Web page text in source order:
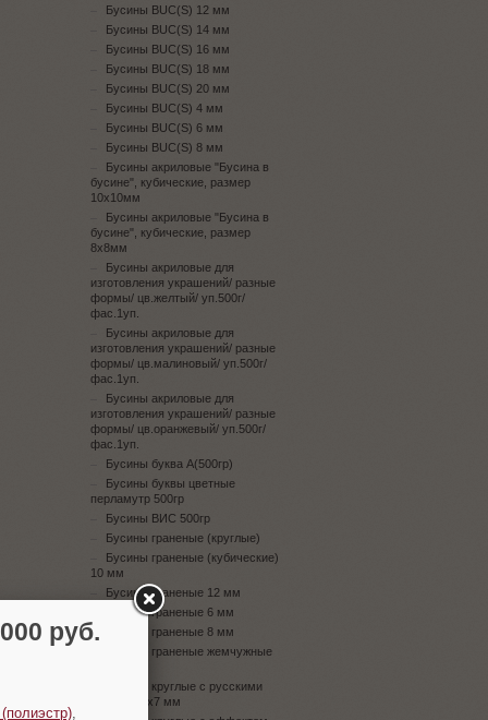
Бусины BUC(S) 12 мм
Бусины BUC(S) 14 мм
Бусины BUC(S) 16 мм
Бусины BUC(S) 18 мм
Бусины BUC(S) 20 мм
Бусины BUC(S) 4 мм
Бусины BUC(S) 6 мм
Бусины BUC(S) 8 мм
Бусины акриловые "Бусина в
бусине", кубические, размер
10х10мм
Бусины акриловые "Бусина в
бусине", кубические, размер
8х8мм
Бусины акриловые для
изготовления украшений/ разные
формы/ цв.желтый/ уп.500г/
фас.1уп.
Бусины акриловые для
изготовления украшений/ разные
формы/ цв.малиновый/ уп.500г/
фас.1уп.
Бусины акриловые для
изготовления украшений/ разные
формы/ цв.оранжевый/ уп.500г/
фас.1уп.
Бусины буква А(500гр)
Бусины буквы цветные
перламутр 500гр
Бусины ВИС 500гр
Бусины граненые (круглые)
Бусины граненые (кубические)
10 мм
Бусины граненые 12 мм
Бусины граненые 6 мм
Бусины граненые 8 мм
Бусины граненые жемчужные
Бусины круглые с русскими
буквами 4х7 мм
руб.